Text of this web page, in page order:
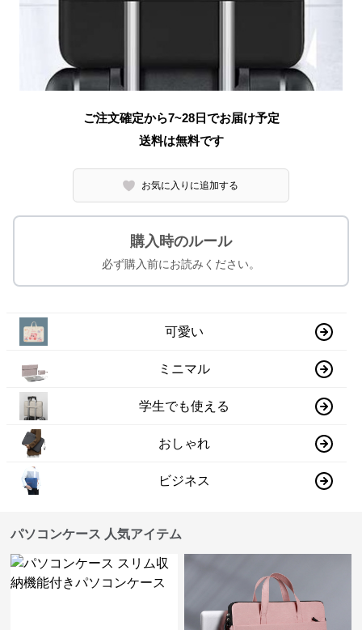
ご注文確定から7~28日でお届け予定
送料は無料です
お気に入りに追加する
購入時のルール
必ず購入前にお読みください。
可愛い
ミニマル
学生でも使える
おしゃれ
ビジネス
パソコンケース 人気アイテム